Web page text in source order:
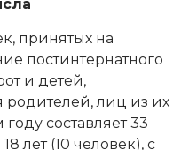
принятых на
постинтернатного
и детей,
родителей, лиц из их
составляет 33
лет (10 человек), с